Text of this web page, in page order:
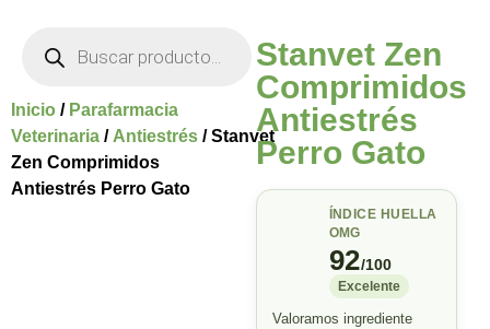
Inicio / Parafarmacia
Veterinaria / Antiestrés / Stanvet
Zen Comprimidos
Antiestrés Perro Gato
Stanvet Zen
Comprimidos
Antiestrés
Perro Gato
ÍNDICE HUELLA
OMG
92/100
Excelente
Valoramos ingrediente